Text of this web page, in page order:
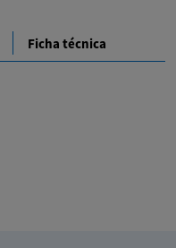
Ficha técnica